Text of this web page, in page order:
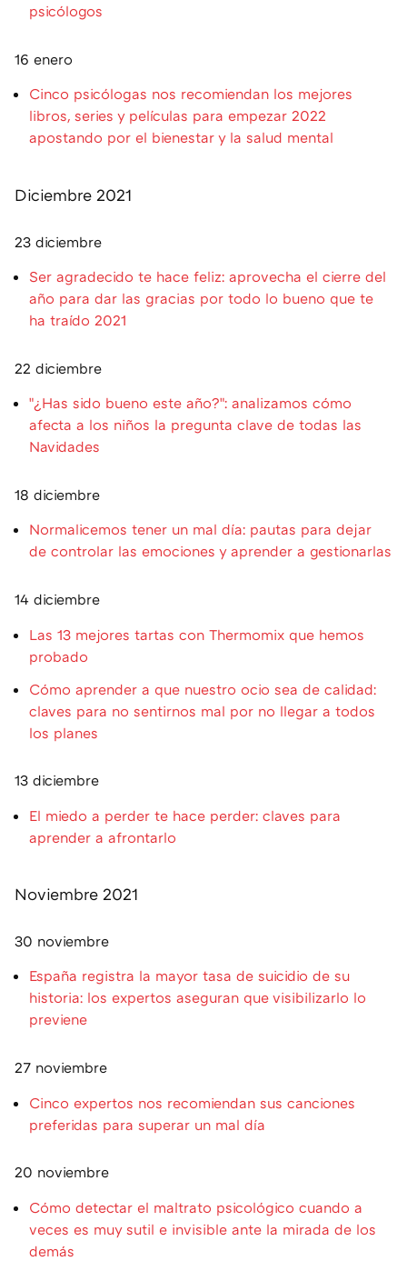
psicólogos
16 enero
Cinco psicólogas nos recomiendan los mejores
libros, series y películas para empezar 2022
apostando por el bienestar y la salud mental
Diciembre 2021
23 diciembre
Ser agradecido te hace feliz: aprovecha el cierre del
año para dar las gracias por todo lo bueno que te
ha traído 2021
22 diciembre
"¿Has sido bueno este año?": analizamos cómo
afecta a los niños la pregunta clave de todas las
Navidades
18 diciembre
Normalicemos tener un mal día: pautas para dejar
de controlar las emociones y aprender a gestionarlas
14 diciembre
Las 13 mejores tartas con Thermomix que hemos
probado
Cómo aprender a que nuestro ocio sea de calidad:
claves para no sentirnos mal por no llegar a todos
los planes
13 diciembre
El miedo a perder te hace perder: claves para
aprender a afrontarlo
Noviembre 2021
30 noviembre
España registra la mayor tasa de suicidio de su
historia: los expertos aseguran que visibilizarlo lo
previene
27 noviembre
Cinco expertos nos recomiendan sus canciones
preferidas para superar un mal día
20 noviembre
Cómo detectar el maltrato psicológico cuando a
veces es muy sutil e invisible ante la mirada de los
demás